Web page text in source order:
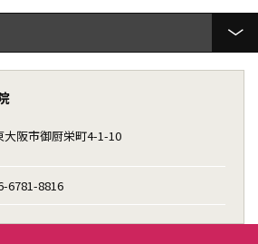
大阪市御厨栄町4-1-10
6781-8816